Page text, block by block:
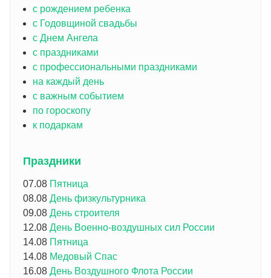
с рождением ребенка
с Годовщиной свадьбы
с Днем Ангела
с праздниками
с профессиональными праздниками
на каждый день
с важным событием
по гороскопу
к подаркам
Праздники
07.08 Пятница
08.08 День физкультурника
09.08 День строителя
12.08 День Военно-воздушных сил России
14.08 Пятница
14.08 Медовый Спас
16.08 День Воздушного Флота России